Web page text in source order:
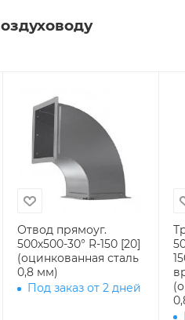
Отвод прямоуг.
500х500-30° R-150 [20]
(оцинкованная сталь
0,8 мм)
Под заказ от 2 дней